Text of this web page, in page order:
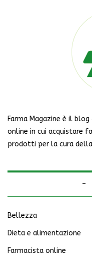
Farma Magazine è il
online in cui acquistare
prodotti per la cura
Bellezza
Dieta e alimentazione
Farmacista online